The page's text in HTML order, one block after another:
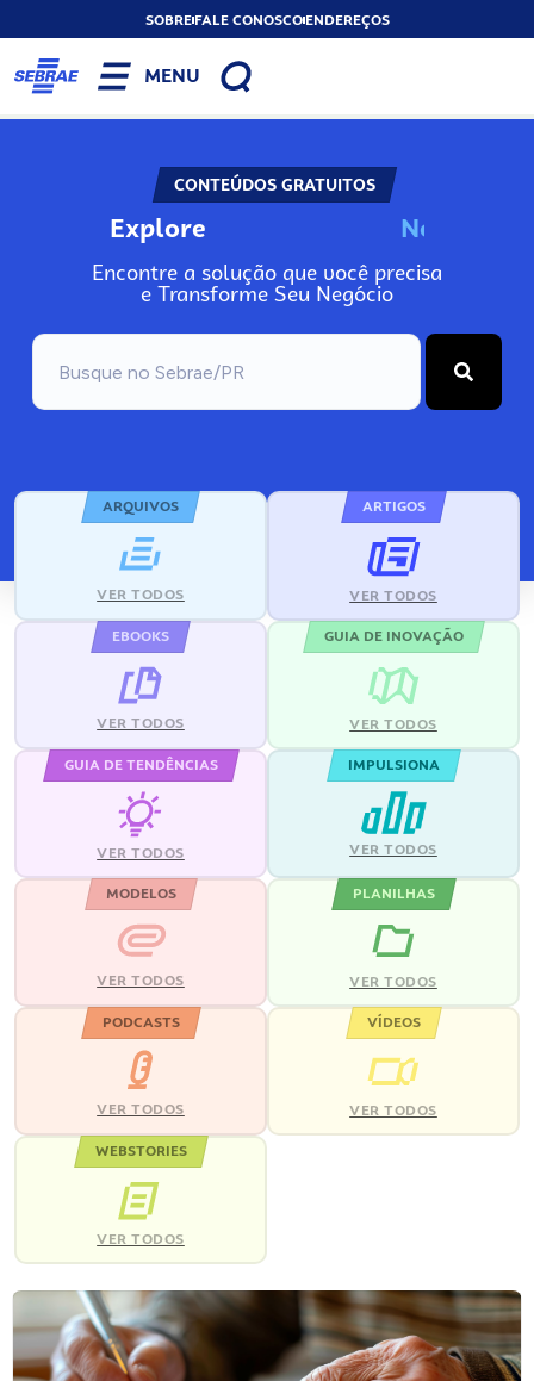
SOBREFALE CONOSCOENDEREÇOS
MENU
CONTEÚDOS GRATUITOS
Explore No
Encontre a solução que você precisa
e Transforme Seu Negócio
ARQUIVOS
VER TODOS
ARTIGOS
VER TODOS
EBOOKS
VER TODOS
GUIA DE INOVAÇÃO
VER TODOS
GUIA DE TENDÊNCIAS
VER TODOS
IMPULSIONA
VER TODOS
MODELOS
VER TODOS
PLANILHAS
VER TODOS
PODCASTS
VER TODOS
VÍDEOS
VER TODOS
WEBSTORIES
VER TODOS